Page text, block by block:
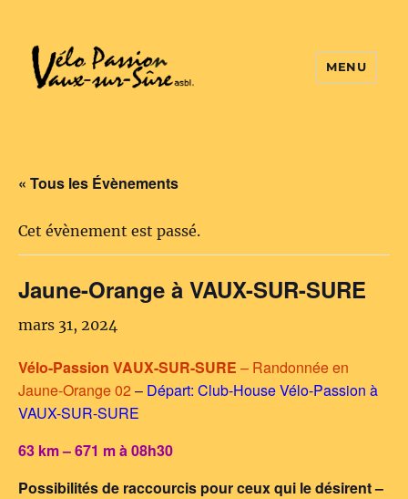
MENU
« Tous les Évènements
Cet évènement est passé.
Jaune-Orange à VAUX-SUR-SURE
mars 31, 2024
Vélo-Passion VAUX-SUR-SURE – Randonnée en
Jaune-Orange 02 – Départ: Club-House Vélo-Passion à
VAUX-SUR-SURE
63 km – 671 m à 08h30
Possibilités de raccourcis pour ceux qui le désirent –